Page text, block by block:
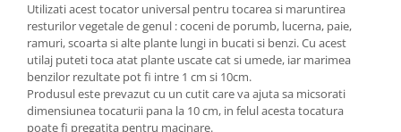
Sigurante electrice
Surse de iluminat
Plafoniere
Scule pentru construcții
Betoniere
Utilizati acest tocator universal pentru tocarea si maruntirea
resturilor vegetale de genul : coceni de porumb, lucerna, paie,
ramuri, scoarta si alte plante lungi in bucati si benzi. Cu acest
utilaj puteti toca atat plante uscate cat si umede, iar marimea
benzilor rezultate pot fi intre 1 cm si 10cm.
Produsul este prevazut cu un cutit care va ajuta sa micsorati
dimensiunea tocaturii pana la 10 cm, in felul acesta tocatura
poate fi pregatita pentru macinare.